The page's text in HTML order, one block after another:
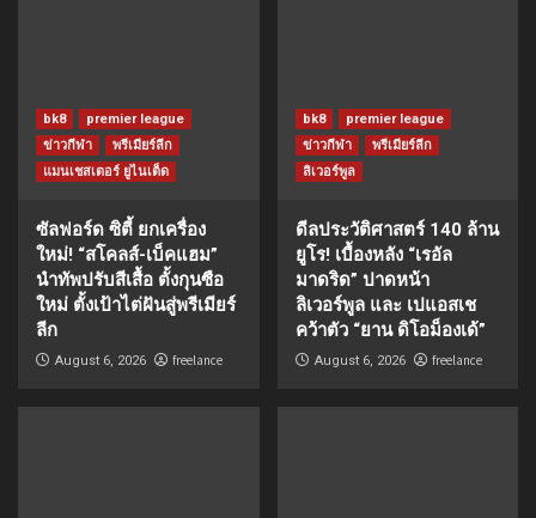
bk8
premier league
ข่าวกีฬา
พรีเมียร์ลีก
แมนเชสเตอร์ ยูไนเต็ด
ซัลฟอร์ด ซิตี้ ยกเครื่อง
ใหม่! “สโคลส์-เบ็คแฮม”
นำทัพปรับสีเสื้อ ตั้งกุนซือ
ใหม่ ตั้งเป้าไต่ฝันสู่พรีเมียร์
ลีก
August 6, 2026 freelance
bk8
premier league
ข่าวกีฬา
พรีเมียร์ลีก
ลิเวอร์พูล
ดีลประวัติศาสตร์ 140 ล้าน
ยูโร! เบื้องหลัง “เรอัล
มาดริด” ปาดหน้า
ลิเวอร์พูล และ เปแอสเช
คว้าตัว “ยาน ดิโอม็องเด้”
August 6, 2026 freelance